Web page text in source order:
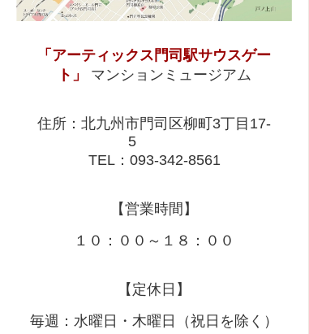
「アーティックス門司駅サウスゲー
ト」
マンションミュージアム
住所：北九州市門司区柳町3丁目17-
5
TEL：093-342-8561
【営業時間】
１０：００～１８：００
【定休日】
毎週：水曜日・木曜日（祝日を除く）